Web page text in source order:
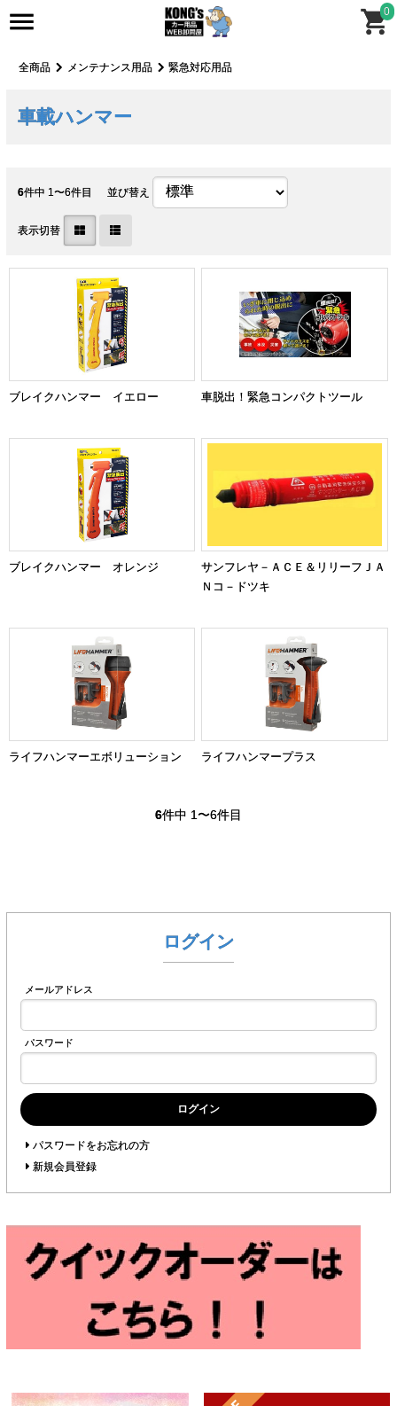
0
全商品 メンテナンス用品 緊急対応用品
車載ハンマー
6件中 1〜6件目 並び替え
表示切替
ブレイクハンマー イエロー 車脱出！緊急コンパクトツール
ブレイクハンマー オレンジ
サンフレヤ－ＡＣＥ＆リリーフＪＡ
Ｎコ－ドツキ
ライフハンマーエボリューション ライフハンマープラス
6件中 1〜6件目
ログイン
メールアドレス
パスワード
ログイン
パスワードをお忘れの方
新規会員登録